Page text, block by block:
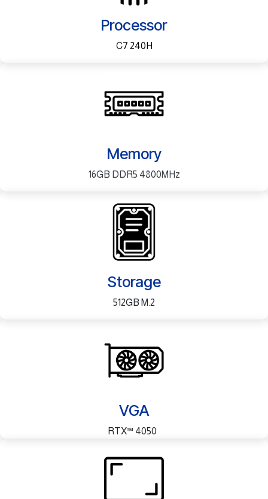
Processor
7 240H
Memory
16GB DDR5 4800MHz
Storage
512GB M.2
VGA